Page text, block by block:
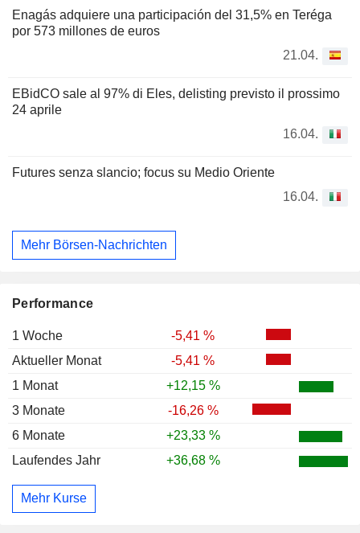
Enagás adquiere una participación del 31,5% en Teréga
por 573 millones de euros
21.04.
EBidCO sale al 97% di Eles, delisting previsto il prossimo
24 aprile
16.04.
Futures senza slancio; focus su Medio Oriente
16.04.
Mehr Börsen-Nachrichten
Performance
1 Woche
-5,41 %
Aktueller Monat
-5,41 %
1 Monat
+12,15 %
3 Monate
-16,26 %
6 Monate
+23,33 %
Laufendes Jahr
+36,68 %
Mehr Kurse